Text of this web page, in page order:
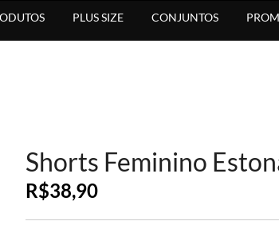
PLUS SIZE CONJUNTOS
Shorts Feminino
R$38,90